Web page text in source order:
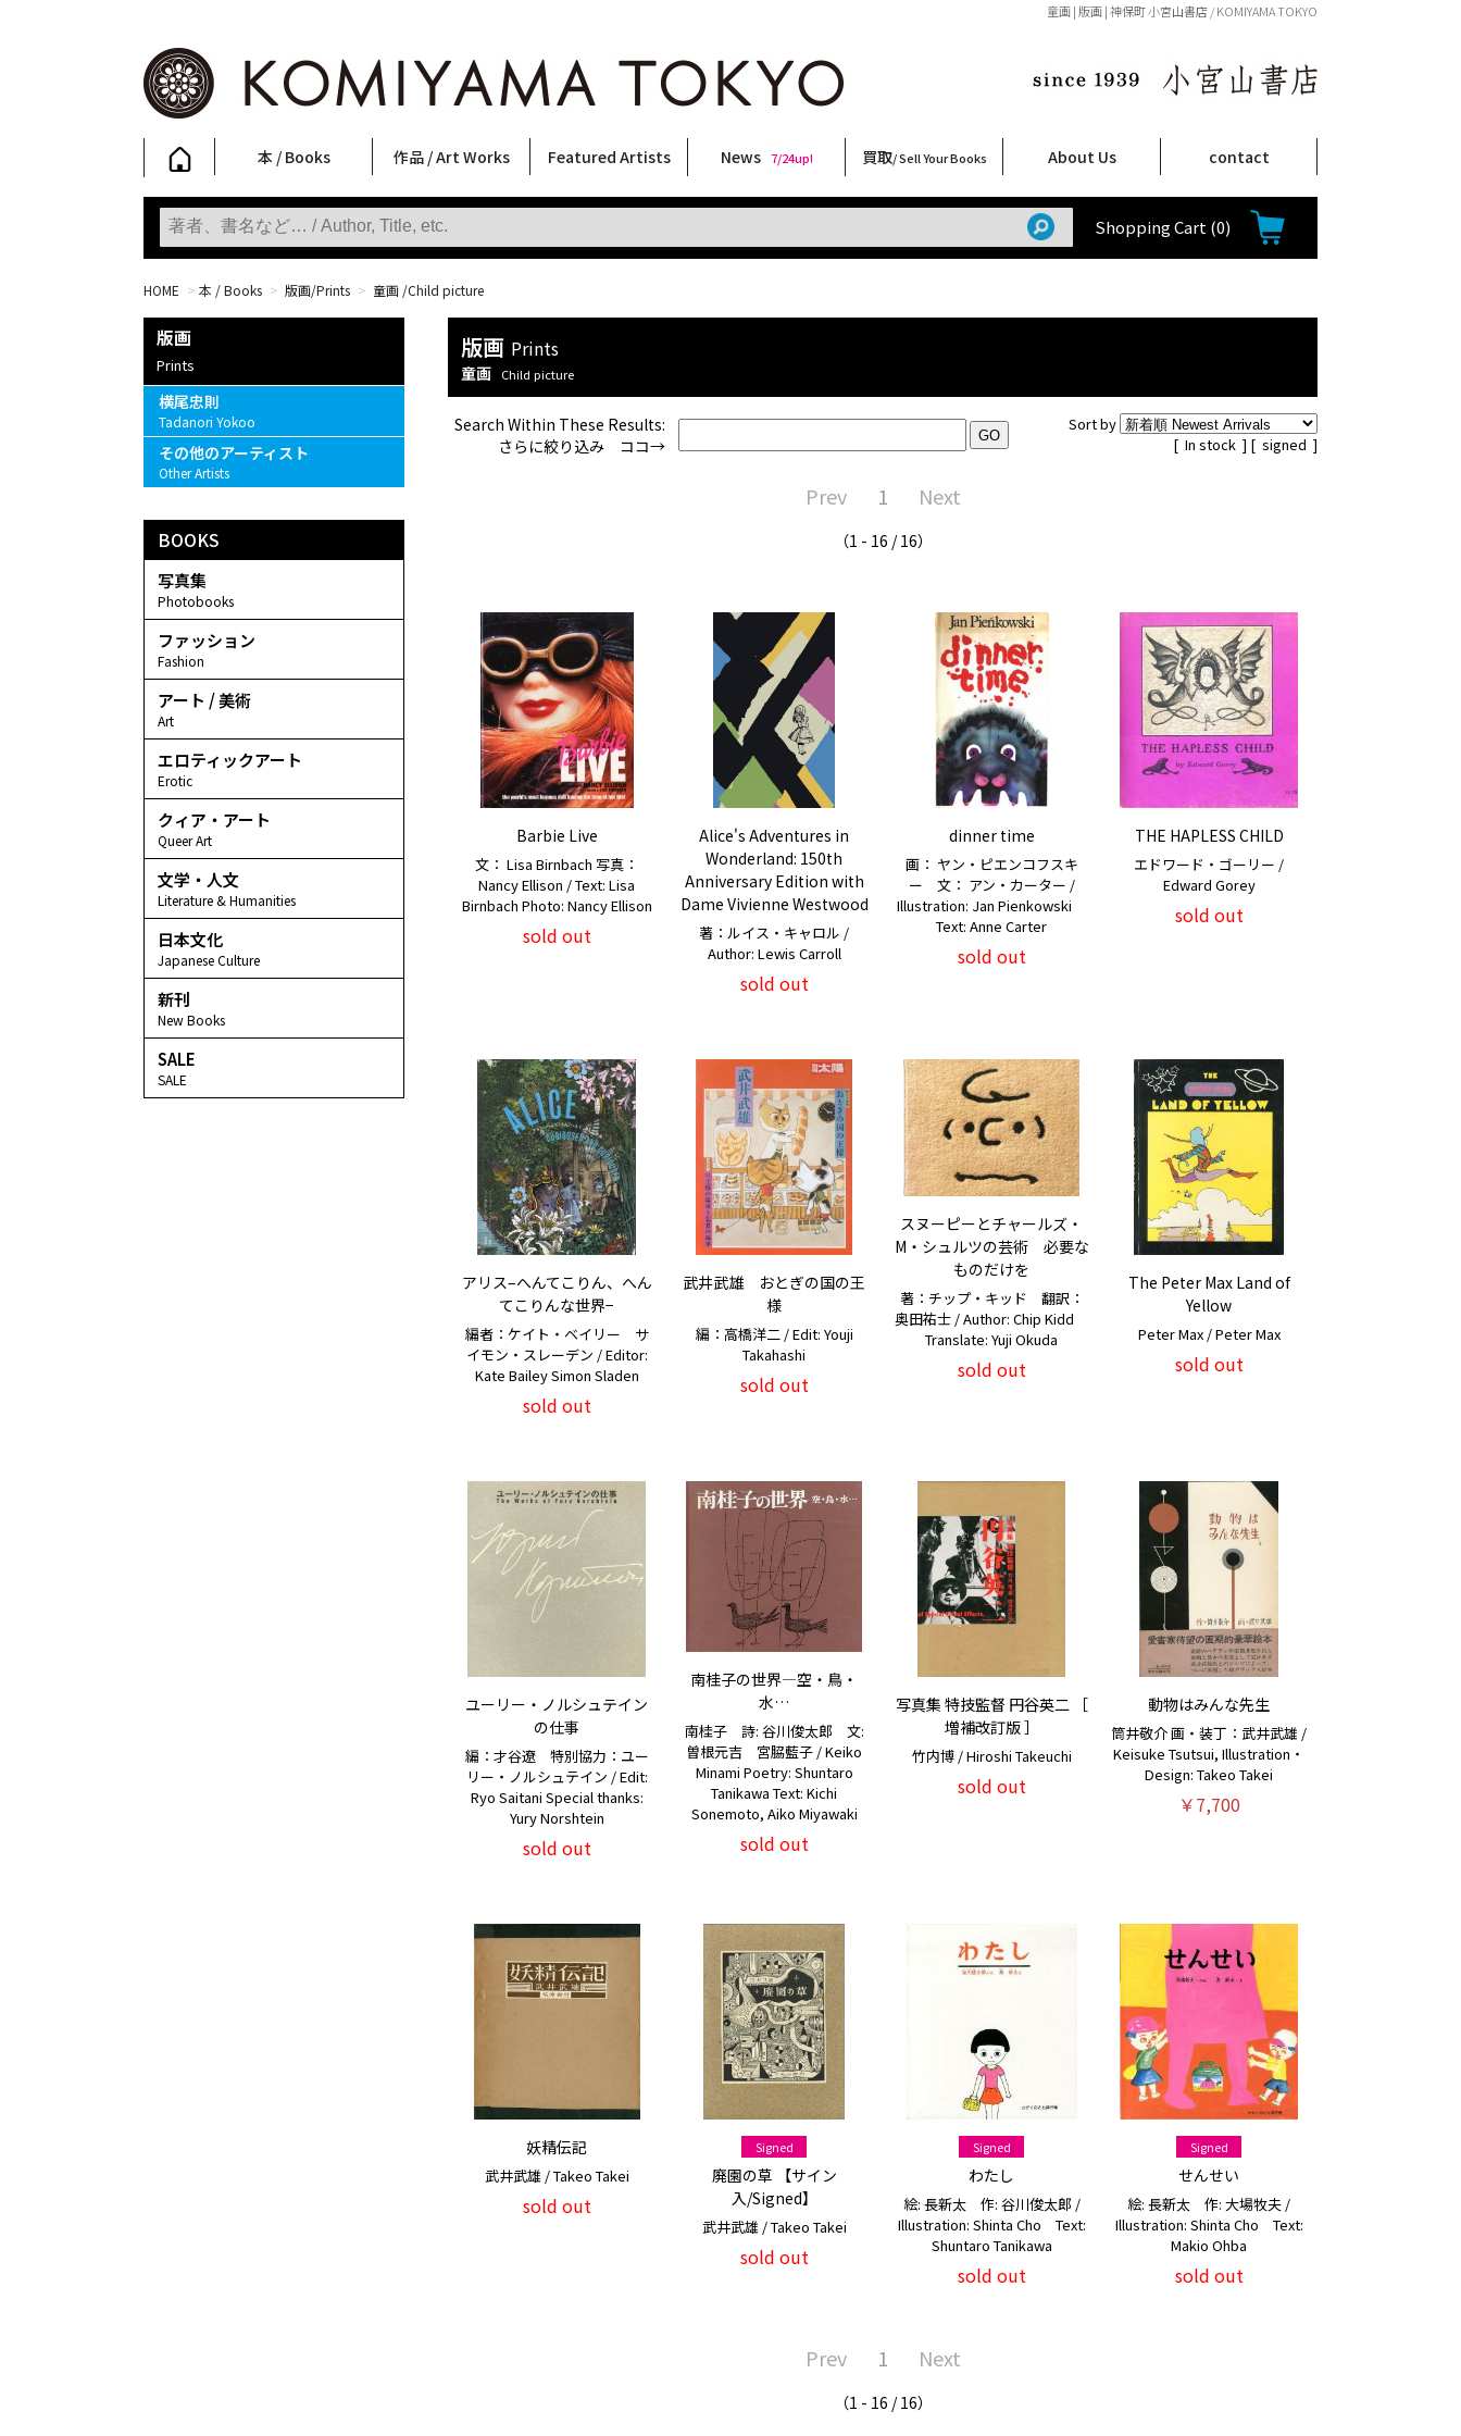
童画 | 版画 | 神保町 小宮山書店 / KOMIYAMA TOKYO
本 / Books
写真集
Photobooks
ファッション
Fashion
アート / 美術
Art
文学・人文
Literature & Humanities
日本文化
Japanese Culture
新刊
New Books
SALE
SALE
作品 / Art Works
フォトグラフィー
Photography
ポスター
Posters
ストリートアート
Street Art
立体・その他
Sculptures / etc
アートワークス
Art Works
Primary Artworks
KOMIYAMA TOKYO ART LABEL
版画
Prints
Featured Artists
稲嶺啓一(東風終)
村田言恵
丸岡和吾
Rico Casella
キム・ロートン
菅谷晋一
柴田亜美
内藤啓介
CHRIS
森山大道
天野タケル
三島由紀夫
大西洋介
内藤ルネ
春川ナミオ
三島剛
横尾忠則
林月光
須藤昌人
秋赤音
大類信
二本木里美
佐伯俊男
北島敬三
COOKIE
News 7/24up!
新着・おすすめ商品 9/7up!
フェア・イベント情報 7/24up!
お店からのお知らせ 6/1up!
買取/ Sell Your Books
買取ブログ
買取専用フォーム
古書 / 古本の買取
美術品の買取
出張買取について
宅配買取について
店頭買取について
よくある質問
About Us
店舗案内
Shop Infomation
ご注文について
How to Order
特定商取引法に関する表示
プライバシーポリシー
contact
Shopping Cart (0)
HOME > 本 / Books > 版画/Prints > 童画 /Child picture
版画 Prints
童画 Child picture
Search Within These Results:
さらに絞り込み ココ→
Sort by
[ In stock ] [ signed ]
Prev 1 Next
（1 - 16 / 16）
Barbie Live
文： Lisa Birnbach 写真：
Nancy Ellison / Text: Lisa
Birnbach Photo: Nancy Ellison
sold out
Alice's Adventures in
Wonderland: 150th
Anniversary Edition with
Dame Vivienne Westwood
著：ルイス・キャロル /
Author: Lewis Carroll
sold out
dinner time
画： ヤン・ピエンコフスキ
ー 文： アン・カーター /
Illustration: Jan Pienkowski
Text: Anne Carter
sold out
THE HAPLESS CHILD
エドワード・ゴーリー /
Edward Gorey
sold out
アリス–へんてこりん、へん
てこりんな世界−
編者：ケイト・ベイリー サ
イモン・スレーデン / Editor:
Kate Bailey Simon Sladen
sold out
武井武雄 おとぎの国の王
様
編：高橋洋二 / Edit: Youji
Takahashi
sold out
スヌーピーとチャールズ・
M・シュルツの芸術 必要な
ものだけを
著：チップ・キッド 翻訳：
奥田祐士 / Author: Chip Kidd
Translate: Yuji Okuda
sold out
The Peter Max Land of
Yellow
Peter Max / Peter Max
sold out
ユーリー・ノルシュテイン
の仕事
編：才谷遼 特別協力：ユー
リー・ノルシュテイン / Edit:
Ryo Saitani Special thanks:
Yury Norshtein
sold out
南桂子の世界―空・鳥・
水…
南桂子 詩: 谷川俊太郎 文:
曽根元吉 宮脇藍子 / Keiko
Minami Poetry: Shuntaro
Tanikawa Text: Kichi
Sonemoto, Aiko Miyawaki
sold out
写真集 特技監督 円谷英二 ［
増補改訂版 ］
竹内博 / Hiroshi Takeuchi
sold out
動物はみんな先生
筒井敬介 画・装丁：武井武雄 /
Keisuke Tsutsui, Illustration・
Design: Takeo Takei
￥7,700
妖精伝記
武井武雄 / Takeo Takei
sold out
Signed
廃園の草 【サイン
入/Signed】
武井武雄 / Takeo Takei
sold out
Signed
わたし
絵: 長新太 作: 谷川俊太郎 /
Illustration: Shinta Cho Text:
Shuntaro Tanikawa
sold out
Signed
せんせい
絵: 長新太 作: 大場牧夫 /
Illustration: Shinta Cho Text:
Makio Ohba
sold out
Prev 1 Next
（1 - 16 / 16）
版画
Prints
横尾忠則
Tadanori Yokoo
その他のアーティスト
Other Artists
BOOKS
写真集
Photobooks
ファッション
Fashion
アート / 美術
Art
エロティックアート
Erotic
クィア・アート
Queer Art
文学・人文
Literature & Humanities
日本文化
Japanese Culture
新刊
New Books
SALE
SALE